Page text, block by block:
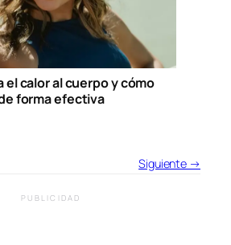
el calor al cuerpo y cómo
forma efectiva
Siguiente →
PUBLICIDAD